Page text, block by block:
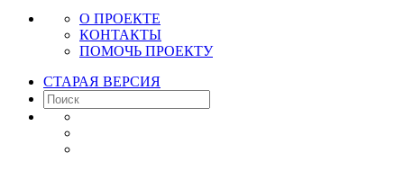
О ПРОЕКТЕ
КОНТАКТЫ
ПОМОЧЬ ПРОЕКТУ
СТАРАЯ ВЕРСИЯ